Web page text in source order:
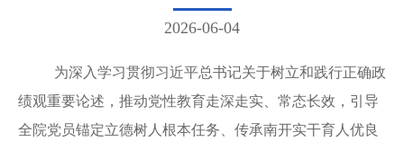
2026-06-04
为深入学习贯彻习近平总书记关于树立和践行正确政
绩观重要论述，推动党性教育走深走实、常态长效，引导
全院党员锚定立德树人根本任务、传承南开实干育人优良